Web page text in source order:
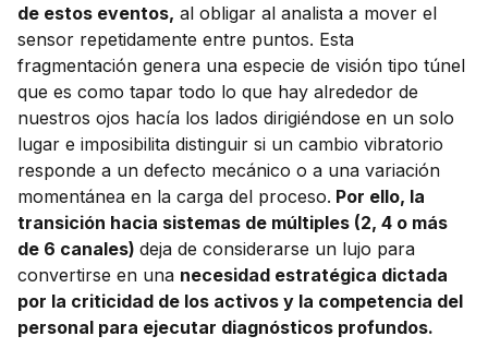
de estos eventos, al obligar al analista a mover el
sensor repetidamente entre puntos. Esta
fragmentación genera una especie de visión tipo túnel
que es como tapar todo lo que hay alrededor de
nuestros ojos hacía los lados dirigiéndose en un solo
lugar e imposibilita distinguir si un cambio vibratorio
responde a un defecto mecánico o a una variación
momentánea en la carga del proceso. Por ello, la
transición hacia sistemas de múltiples (2, 4 o más
de 6 canales) deja de considerarse un lujo para
convertirse en una necesidad estratégica dictada
por la criticidad de los activos y la competencia del
personal para ejecutar diagnósticos profundos.